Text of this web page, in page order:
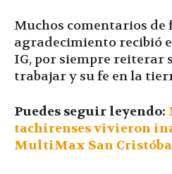
Muchos comentarios de
agradecimiento recibió
IG, por siempre reiterar
trabajar y su fe en la
Puedes seguir leyendo:
tachirenses vivieron
MultiMax San